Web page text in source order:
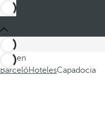
Está en
BarcelóHotelesCapadocia